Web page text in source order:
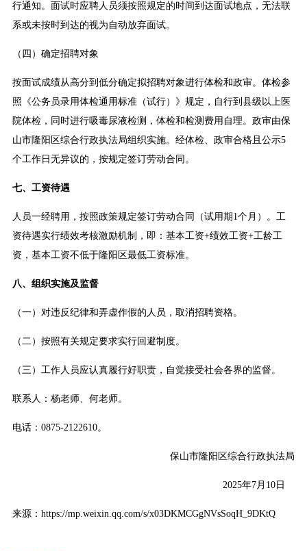
行通知。面试时应聘人员须按照规定的时间到达面试地点，无法联
系或未按时到达的视为自动放弃面试。
（四）确定招聘对象
按面试成绩从高分到低分确定拟招聘对象进行体检和政审。体检参
照《公务员录用体检通用标准（试行）》规定，自行到县级以上医
院体检，同时进行吸毒尿液检测，体检和检测费用自理。政审由保
山市隆阳区综合行政执法局组织实施。经体检、政审合格且公示5
个工作日无异议的，按规定签订劳动合同。
七、工资待遇
人员一经聘用，按照政策规定签订劳动合同（试用期1个月）。工
资待遇实行绩效考核激励机制，即：基本工资+绩效工资+工龄工
资，基本工资不低于隆阳区最低工资标准。
八、组织实施及监督
（一）对违反纪律和弄虚作假的人员，取消招聘资格。
（二）按照有关规定要求实行回避制度。
（三）工作人员应认真履行好职责，自觉接受社会各界的监督。
联系人：杨老师、何老师。
电话：0875-2122610。
保山市隆阳区综合行政执法局
2025年7月10日
来源：https://mp.weixin.qq.com/s/x03DKMCGgNVsSoqH_9DKtQ